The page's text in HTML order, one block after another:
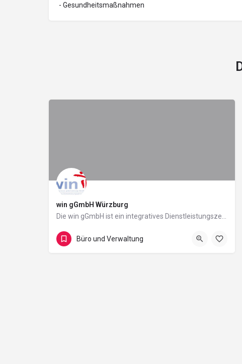
- Gesundheitsmaßnahmen
win gGmbH Würzburg
Heidingsfeld
Büro und Verwaltung